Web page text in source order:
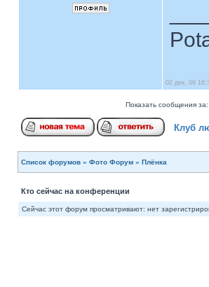
02 дек, 09
Показать сообщения за:
Клуб
Список форумов » Фото Форум » Плёнка
Кто сейчас на конференции
Сейчас этот форум просматривают: нет